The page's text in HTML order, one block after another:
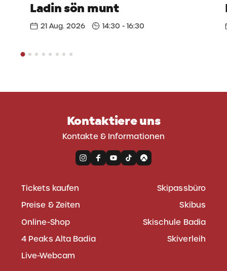
Ladin sön munt
21 Aug. 2026 14:30 - 16:30
Kontaktiere uns
Kontakte & Informationen
Tickets kaufen
Preise & Zeiten
Online-Shop
4 Peaks Alta Badia
Live-Webcam
Skipassbüro
Skibus
Skischule Badia
Skiverleih